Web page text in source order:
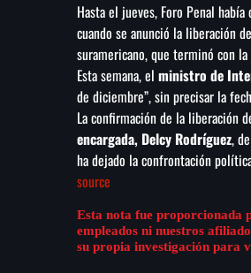
Hasta el jueves, Foro Penal
cuando se anunció la liberación
suramericano, que terminó con
Esta semana, el ministro de
de diciembre”, sin precisar la
La confirmación de la liberación
encargada, Delcy Rodríguez,
ha dejado la confrontación
source
Esta nota fue proporcionada
empleados ni nuestros
su propia investigación para